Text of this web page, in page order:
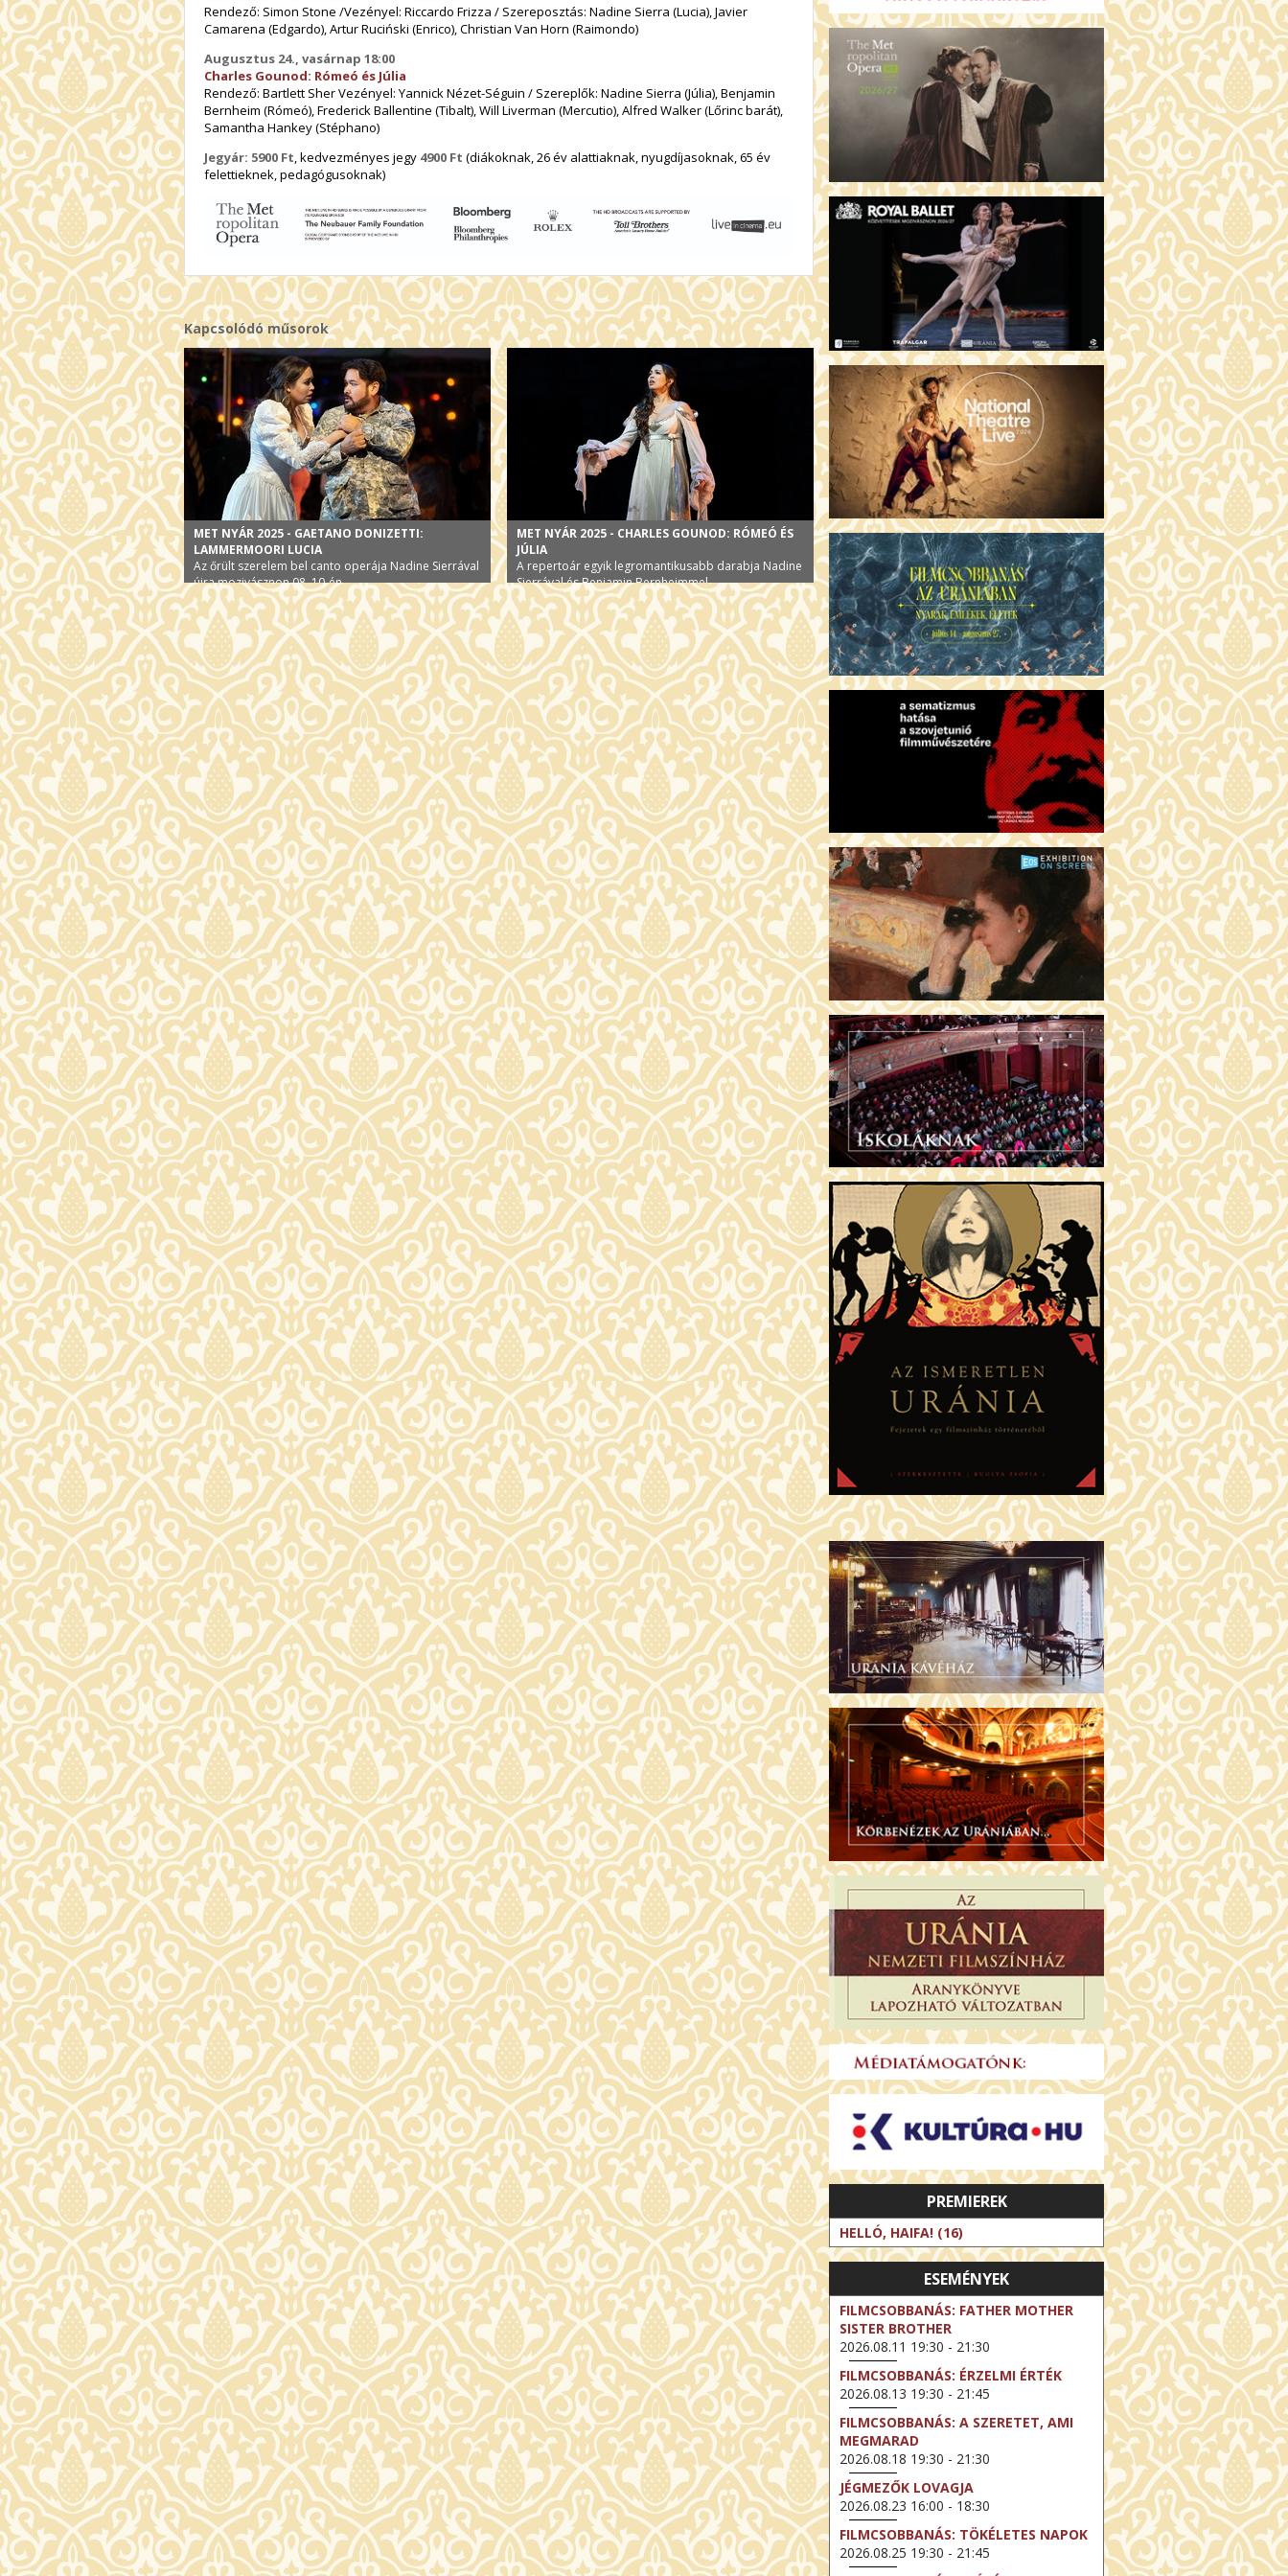
Rendező: Simon Stone /Vezényel: Riccardo Frizza / Szereposztás: Nadine Sierra (Lucia), Javier
Camarena (Edgardo), Artur Ruciński (Enrico), Christian Van Horn (Raimondo)
Augusztus 24., vasárnap 18:00
Charles Gounod: Rómeó és Júlia
Rendező: Bartlett Sher Vezényel: Yannick Nézet-Séguin / Szereplők: Nadine Sierra (Júlia), Benjamin
Bernheim (Rómeó), Frederick Ballentine (Tibalt), Will Liverman (Mercutio), Alfred Walker (Lőrinc barát),
Samantha Hankey (Stéphano)
Jegyár: 5900 Ft , kedvezményes jegy 4900 Ft (diákoknak, 26 év alattiaknak, nyugdíjasoknak, 65 év
felettieknek, pedagógusoknak)
Kapcsolódó műsorok
MET NYÁR 2025 - GAETANO DONIZETTI:
LAMMERMOORI LUCIA
Az őrült szerelem bel canto operája Nadine Sierrával
újra mozivásznon 08. 10-én
MET NYÁR 2025 - CHARLES GOUNOD: RÓMEÓ ÉS
JÚLIA
A repertoár egyik legromantikusabb darabja Nadine
Sierrával és Benjamin Bernheimmel
PREMIEREK
HELLÓ, HAIFA! (16)
ESEMÉNYEK
FILMCSOBBANÁS: FATHER MOTHER
SISTER BROTHER
2026.08.11 19:30 - 21:30
FILMCSOBBANÁS: ÉRZELMI ÉRTÉK
2026.08.13 19:30 - 21:45
FILMCSOBBANÁS: A SZERETET, AMI
MEGMARAD
2026.08.18 19:30 - 21:30
JÉGMEZŐK LOVAGJA
2026.08.23 16:00 - 18:30
FILMCSOBBANÁS: TÖKÉLETES NAPOK
2026.08.25 19:30 - 21:45